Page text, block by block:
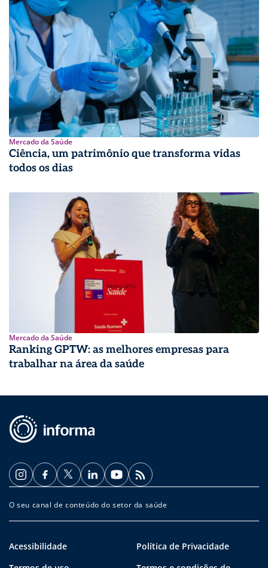
Mercado da Saúde
Ciência, um patrimônio que transforma vidas
todos os dias
Mercado da Saúde
Ranking GPTW: as melhores empresas para
trabalhar na área da saúde
O seu canal de conteúdo do setor da saúde
Acessibilidade
Política de Privacidade